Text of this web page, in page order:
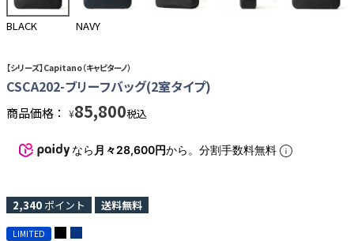
BLACK NAVY
【シリーズ】Capitano（キャピターノ）
CSCA202-ブリーフバッグ(2室タイプ)
商品価格： ¥85,800税込
なら 月々28,600円から。分割手数料無料
2,340 ポイント 送料無料
LIMITED